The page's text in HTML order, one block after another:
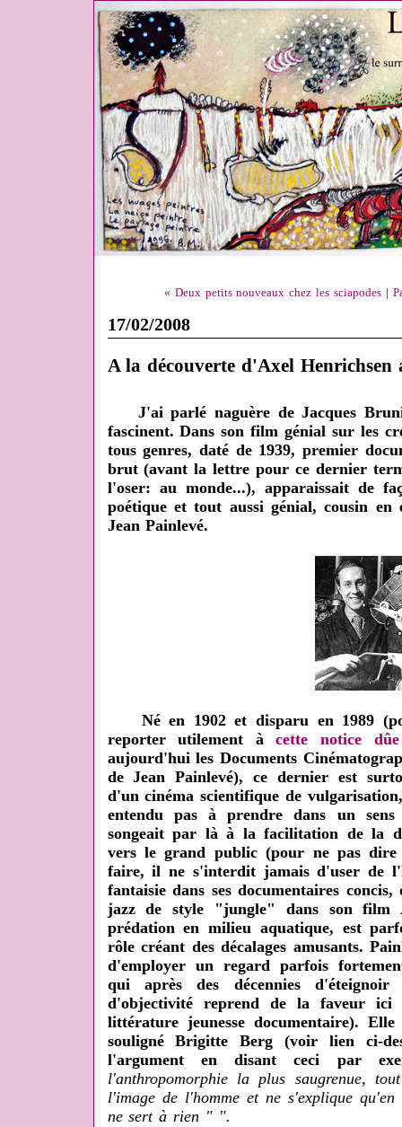
« Deux petits nouveaux chez les sciapodes|
17/02/2008
A la découverte d'Axel Henrichsen
J'ai parlé naguère de Jacques
fascinent. Dans son film génial sur les
tous genres, daté de 1939, premier
brut (avant la lettre pour ce dernier
l'oser: au monde...), apparaissait de
poétique et tout aussi génial, cousin
Jean Painlevé.
Né en 1902 et disparu en 1989
reporter utilement à
cette notice
aujourd'hui les Documents
de Jean Painlevé), ce dernier est
d'un cinéma scientifique de
entendu pas à prendre dans un sens
songeait par là à la facilitation de la
vers le grand public (pour ne pas
faire, il ne s'interdit jamais d'user de
fantaisie dans ses documentaires
jazz de style "jungle" dans son film
prédation en milieu aquatique, est
rôle créant des décalages amusants.
d'employer un regard parfois
qui après des décennies d'éteignoir
d'objectivité reprend de la faveur
littérature jeunesse documentaire).
souligné Brigitte Berg (voir lien ci-
l'argument en disant ceci par
l'anthropomorphie la plus saugrenue,
l'image de l'homme et ne s'explique
ne sert à rien " ".